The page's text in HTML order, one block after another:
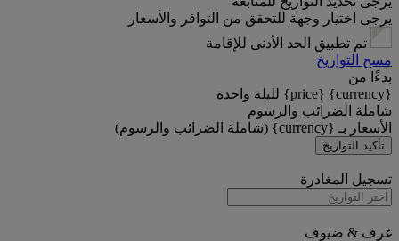
يرجى اختيار وجهة للتحقق من التوافر والأسعار
تم تطبيق الحد الأدنى للإقامة
مسح التواريخ
بدءًا من
{currency} {price} لليلة واحدة
شاملة الضرائب والرسوم
الأسعار بـ {currency} (شاملة الضرائب والرسوم)
تأكيد التواريخ
تسجيل المغادرة
غرف & ضيوف